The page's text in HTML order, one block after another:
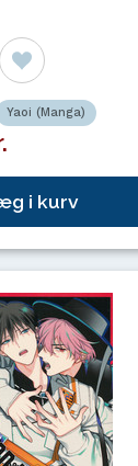
Yaoi (Manga)
i kurv